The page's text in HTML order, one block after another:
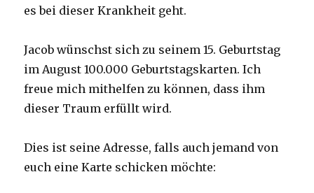
es bei dieser Krankheit geht.
Jacob wünschst sich zu seinem 15. Geburtstag
im August 100.000 Geburtstagskarten. Ich
freue mich mithelfen zu können, dass ihm
dieser Traum erfüllt wird.
Dies ist seine Adresse, falls auch jemand von
euch eine Karte schicken möchte: